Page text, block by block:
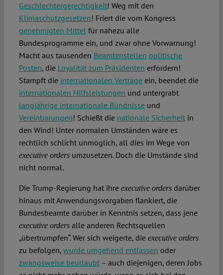
Geschlechtergerechtigkeit! Weg mit den
Klimaschutzgesetzen! Friert die vom Kongress
genehmigten Mittelfür nahezu alle
Bundesprogramme ein, und zwar ohne Vorwarnung!
Macht aus tausenden Beamtenstellen politische
Posten, die Loyalität zum Präsidenten erfordern!
Stampft die internationalen Verträgeein, beendet die
internationalen Hilfsleistungen und untergrabt
langjährige internationale Bündnisseund
Vereinbarungen! Schießt die nationale Sicherheitin
den Wind! Unter normalen Umständen wäre es
rechtlich schlicht unmöglich, all dies im Wege von
executive orders umzusetzen. Doch die Umstände sind
nicht normal.
Die Trump-Regierung hat ihre executive orders darüber
hinaus mit Anwendungsvorgaben flankiert, die
Bundesbeamte darüber in Kenntnis setzen, dass jene
executive ordersalle anderen Rechtsquellen
„übertrumpfen“. Wer sich weigerte, die executive orders
zu befolgen, wurde umgehend entlassen oder
zwangsweise beurlaubt– auch diejenigen, deren Jobs